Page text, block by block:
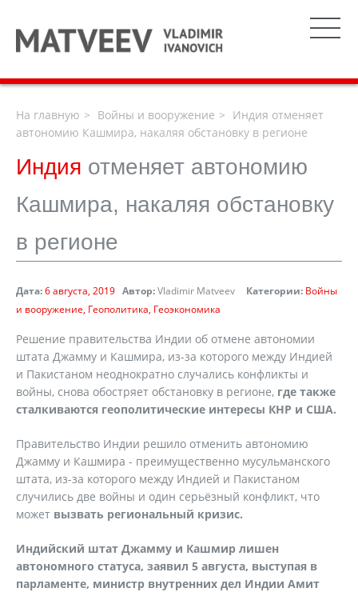
На главную Войны и вооружение
Индия отменяет
автономию Кашмира, накаляя обстановку в регионе
Индия отменяет автономию
Кашмира, накаляя обстановку
в регионе
Дата:6 августа, 2019 Автор:Vladimir Matveev Категории: Войны
и вооружение Геополитика Геоэкономика
Решение правительства Индии об отмене автономии
штата Джамму и Кашмира, из-за которого между Индией
и Пакистаном неоднократно случались конфликты и
войны, снова обостряет обстановку в регионе, где также
сталкиваются геополитические интересы КНР и США.
Правительство Индии решило отменить автономию
Джамму и Кашмира - преимущественно мусульманского
штата, из-за которого между Индией и Пакистаном
случились две войны и один серьёзный конфликт, что
может вызвать региональный кризис.
Индийский штат Джамму и Кашмир лишен
автономного статуса, заявил 5 августа, выступая в
парламенте, министр внутренних дел Индии Амит